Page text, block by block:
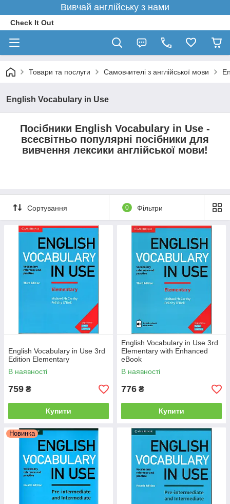
Вивчай англійську з нами
Check It Out
Товари та послуги Самовчителі з англійської мови
English Vocabulary in Use
Посібники English Vocabulary in Use -
всесвітньо популярні посібники для
вивчення лексики англійської мови!
Сортування 0 Фільтри
English Vocabulary in Use 3rd
Edition Elementary
В наявності
759 ₴
Купити
English Vocabulary in Use 3rd
Elementary with Enhanced
eBook
В наявності
776 ₴
Купити
Новинка